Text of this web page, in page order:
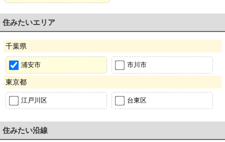
住みたいエリア
千葉県
浦安市 市川市
東京都
江戸川区 台東区
住みたい沿線